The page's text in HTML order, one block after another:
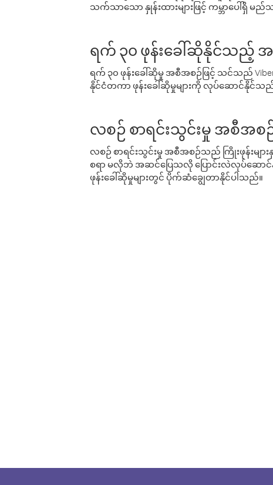
သက်သာသော နှုန်းထားများဖြင့် ကမ္ဘာပေါ်ရှိ
ရက် ၃၀ ဖုန်းခေါ်ဆိုနိုင်သည့် အ
ရက် ၃၀ ဖုန်းခေါ်ဆိုမှု အစီအစဉ်ဖြင့် သင်သည်
နိုင်ငံတကာ ဖုန်းခေါ်ဆိုမှုများကို လုပ်ဆောင်နိုင်သ
လစဉ် စာရင်းသွင်းမှု အစီအစဉ်
လစဉ် စာရင်းသွင်းမှု အစီအစဉ်သည် ကြိုးဖုန်းမျာ
စရာ မလိုဘဲ အဆင်ပြေသလို ပြောင်းလဲလုပ်ဆော
ဖုန်းခေါ်ဆိုမှုများတွင် ပိုက်ဆံချွေတာနိုင်ပါသည်။